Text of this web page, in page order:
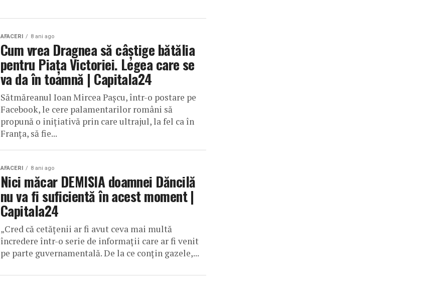
AFACERI 8 ani ago
Cum vrea Dragnea să câştige bătălia
pentru Piaţa Victoriei. Legea care se
va da în toamnă | Capitala24
Sătmăreanul Ioan Mircea Paşcu, într-o postare pe
Facebook, le cere palamentarilor români să
propună o iniţiativă prin care ultrajul, la fel ca în
Franţa, să fie...
AFACERI 8 ani ago
Nici măcar DEMISIA doamnei Dăncilă
nu va fi suficientă în acest moment |
Capitala24
„Cred că cetăţenii ar fi avut ceva mai multă
încredere într-o serie de informaţii care ar fi venit
pe parte guvernamentală. De la ce conţin gazele,...